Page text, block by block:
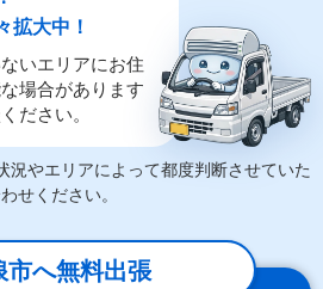
拡大中！
いエリアにお住
場合があります
ださい。
況やエリアによって都度判断させていた
せください。
市へ無料出張